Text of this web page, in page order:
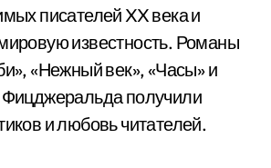
писателей XX века и
известность. Романы
«Нежный век», «Часы» и
Фицджеральда получили
и любовь читателей.